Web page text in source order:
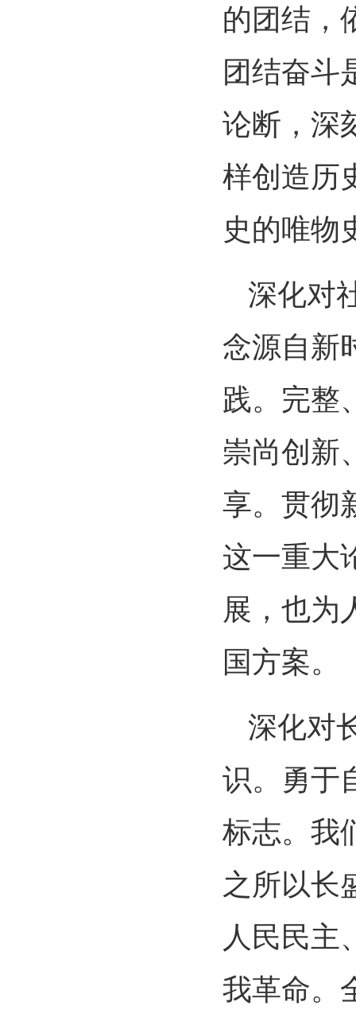
的团结，
团结奋斗
论断，深
样创造历
史的唯物
深化对
念源自新
践。完整
崇尚创新
享。贯彻
这一重大
展，也为
国方案。
深化对
识。勇于
标志。我
之所以长
人民民主
我革命。